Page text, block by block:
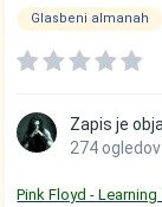
Glasbeni almanah
Zapis je
274 ogledov
Pink Floyd - Learning